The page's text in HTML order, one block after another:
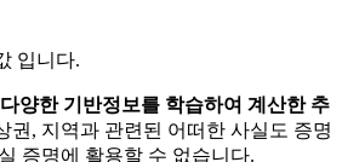
입니다.
양한 기반정보를 학습하여 계산한 추
권, 지역과 관련된 어떠한 사실도 증명
증명에 활용할 수 없습니다.